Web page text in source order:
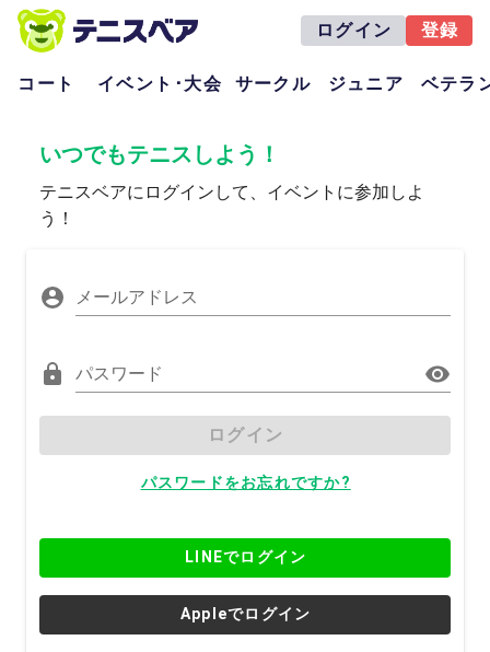
ログイン 登録
コート イベント･大会 サークル ジュニア ベテラ
いつでもテニスしよう！
テニスベアにログインして、イベントに参加しよ
う！
メールアドレス
パスワード
ログイン
パスワードをお忘れですか?
LINEでログイン
Appleでログイン